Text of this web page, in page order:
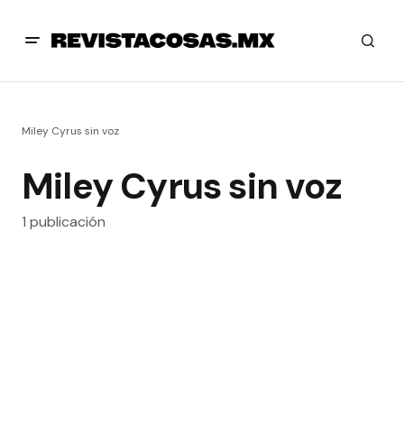
Miley Cyrus sin voz
Miley Cyrus sin voz
1 publicación